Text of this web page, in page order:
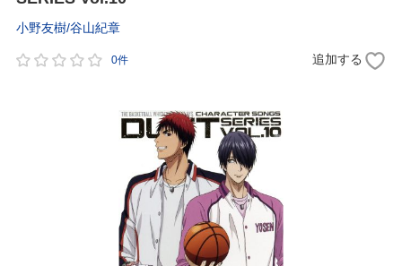
小野友樹/谷山紀章
0件 追加する